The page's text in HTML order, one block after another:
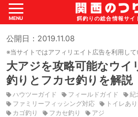
MENU
公開日：2019.11.08
※当サイトではアフィリエイト広告を利用して
大アジを攻略可能なウイ
釣りとフカセ釣りを解説
ハウツーガイド フィールドガイド 紀
ファミリーフィッシング対応
トイレあり
カゴ釣り
フカセ釣り アジ